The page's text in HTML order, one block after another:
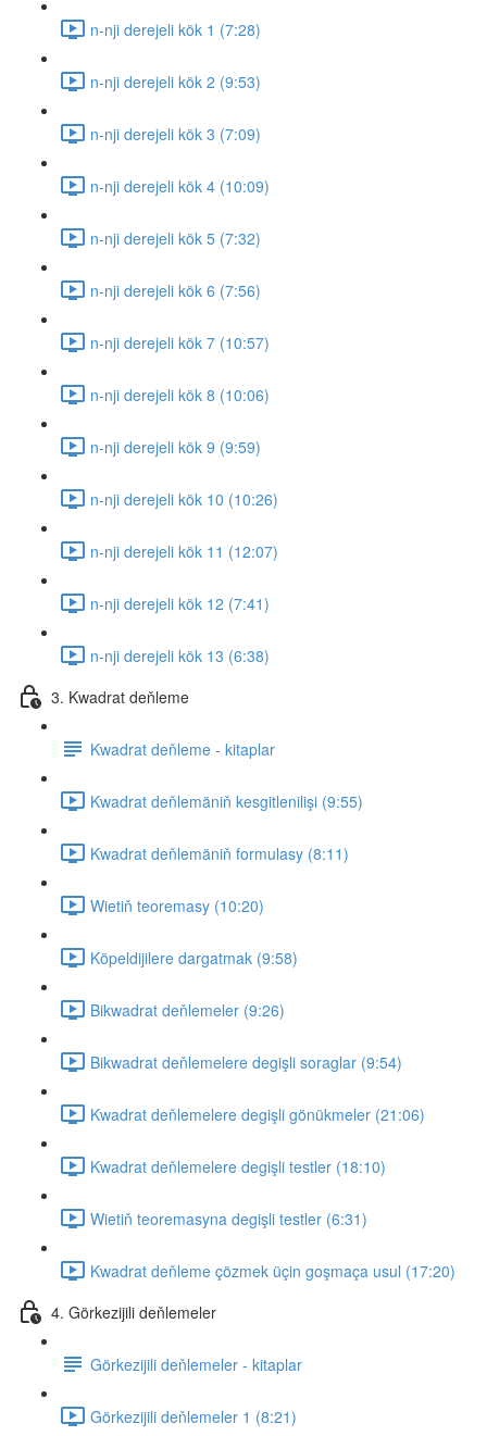
n-nji derejeli kök 1 (7:28)
n-nji derejeli kök 2 (9:53)
n-nji derejeli kök 3 (7:09)
n-nji derejeli kök 4 (10:09)
n-nji derejeli kök 5 (7:32)
n-nji derejeli kök 6 (7:56)
n-nji derejeli kök 7 (10:57)
n-nji derejeli kök 8 (10:06)
n-nji derejeli kök 9 (9:59)
n-nji derejeli kök 10 (10:26)
n-nji derejeli kök 11 (12:07)
n-nji derejeli kök 12 (7:41)
n-nji derejeli kök 13 (6:38)
3. Kwadrat deňleme
Kwadrat deňleme - kitaplar
Kwadrat deňlemäniň kesgitlenilişi (9:55)
Kwadrat deňlemäniň formulasy (8:11)
Wietiň teoremasy (10:20)
Köpeldijilere dargatmak (9:58)
Bikwadrat deňlemeler (9:26)
Bikwadrat deňlemelere degişli soraglar (9:54)
Kwadrat deňlemelere degişli gönükmeler (21:06)
Kwadrat deňlemelere degişli testler (18:10)
Wietiň teoremasyna degişli testler (6:31)
Kwadrat deňleme çözmek üçin goşmaça usul (17:20)
4. Görkezijili deňlemeler
Görkezijili deňlemeler - kitaplar
Görkezijili deňlemeler 1 (8:21)